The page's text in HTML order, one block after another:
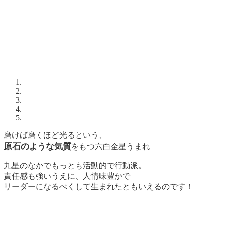
磨けば磨くほど光るという、
原石のような気質をもつ六白金星うまれ
九星のなかでもっとも活動的で行動派。
責任感も強いうえに、人情味豊かで
リーダーになるべくして生まれたともいえるのです！